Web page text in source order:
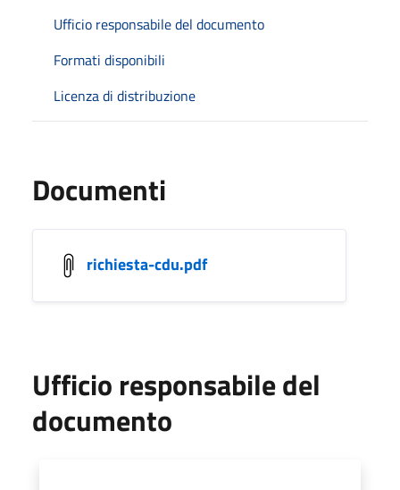
Ufficio responsabile del documento
Formati disponibili
Licenza di distribuzione
Documenti
richiesta-cdu.pdf
Ufficio responsabile del
documento